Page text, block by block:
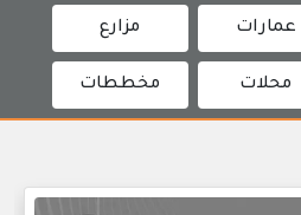
عمارات مزارع
محلات مخططات